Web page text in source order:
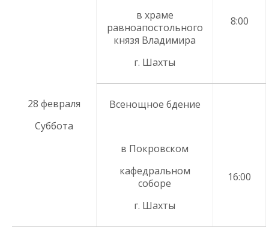
28 февраля
Суббота
в храме
равноапостольного
князя Владимира
г. Шахты
8:00
Всенощное бдение
в Покровском
кафедральном
соборе
г. Шахты
16:00